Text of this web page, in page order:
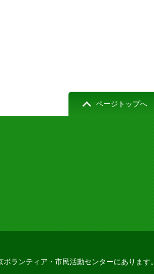
ページトップへ
ランティア・市民活動センターにあります。